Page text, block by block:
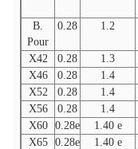
B.
Pour
0.28 1.2
X42 0.28 1.3
X46
0.28 1.4
X52
0.28 1.4
X56
0.28 1.4
X60
0.28e 1.40 e
X65
0.28e 1.40 e